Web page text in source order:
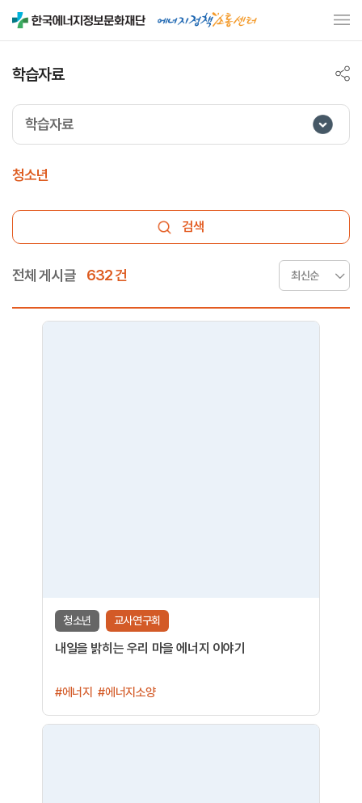
학습자료
학습자료
청소년
검색
전체 게시글 632 건
청소년 교사연구회
내일을 밝히는 우리 마을 에너지 이야기
#에너지 #에너지소양